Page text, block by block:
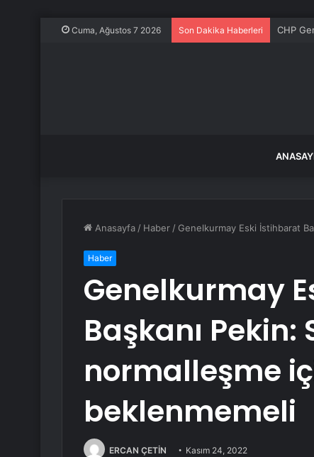
Cuma, Ağustos 7 2026 Son Dakika Haberleri CHP
Anasayfa / Haber / Genelkurmay Eski İstihbarat
Haber
Genelkurmay
Başkanı Pekin:
normalleşme
beklenmemeli
ERCAN ÇETİN Kasım 24, 2022